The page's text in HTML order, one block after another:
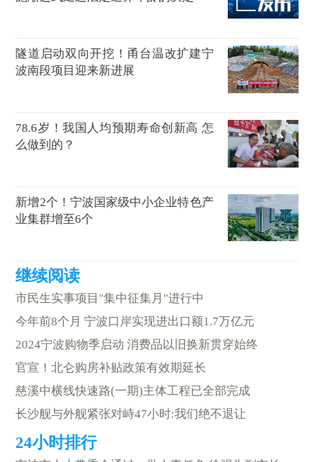
隧道启动双向开挖！甬台温改扩建宁
波南段项目迎来新进展
78.6岁！我国人均预期寿命创新高 怎
么做到的？
新增2个！宁波国家级中小企业特色产
业集群增至6个
市民生实事项目"集中征集月"进行中
今年前8个月 宁波口岸实现进出口额1.7万亿元
2024宁波购物季启动 消费品以旧换新贯穿始终
官宣！北仑购房补贴政策有效期延长
慈溪中横线快速路(一期)主体工程已全部完成
长沙舰与外舰紧张对峙47小时:我们绝不退让